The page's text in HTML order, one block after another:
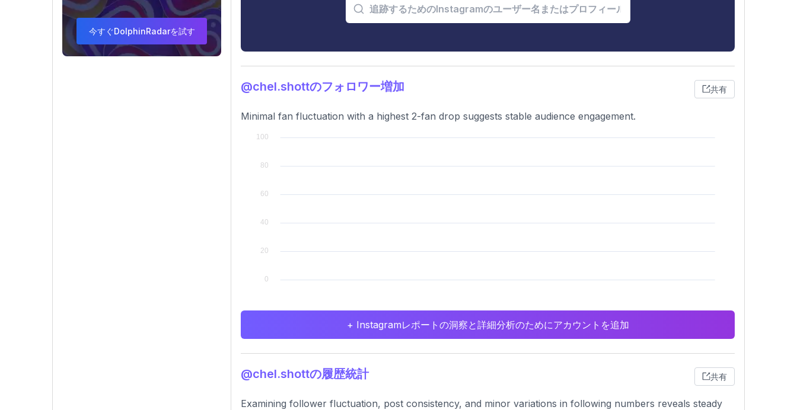
今すぐDolphinRadarを試す
@chel.shottのフォロワー増加 共有
Minimal fan fluctuation with a highest 2-fan drop suggests stable audience engagement.
+ Instagramレポートの洞察と詳細分析のためにアカウントを追加
@chel.shottの履歴統計 共有
Examining follower fluctuation, post consistency, and minor variations in following numbers reveals steady